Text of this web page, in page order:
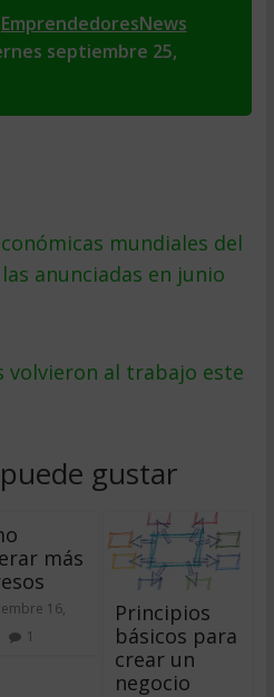
EmprendedoresNews
septiembre 25,
mundiales del
anunciadas en junio
volvieron al trabajo este
gustar
más
16,
1
Principios
básicos para
crear un
negocio